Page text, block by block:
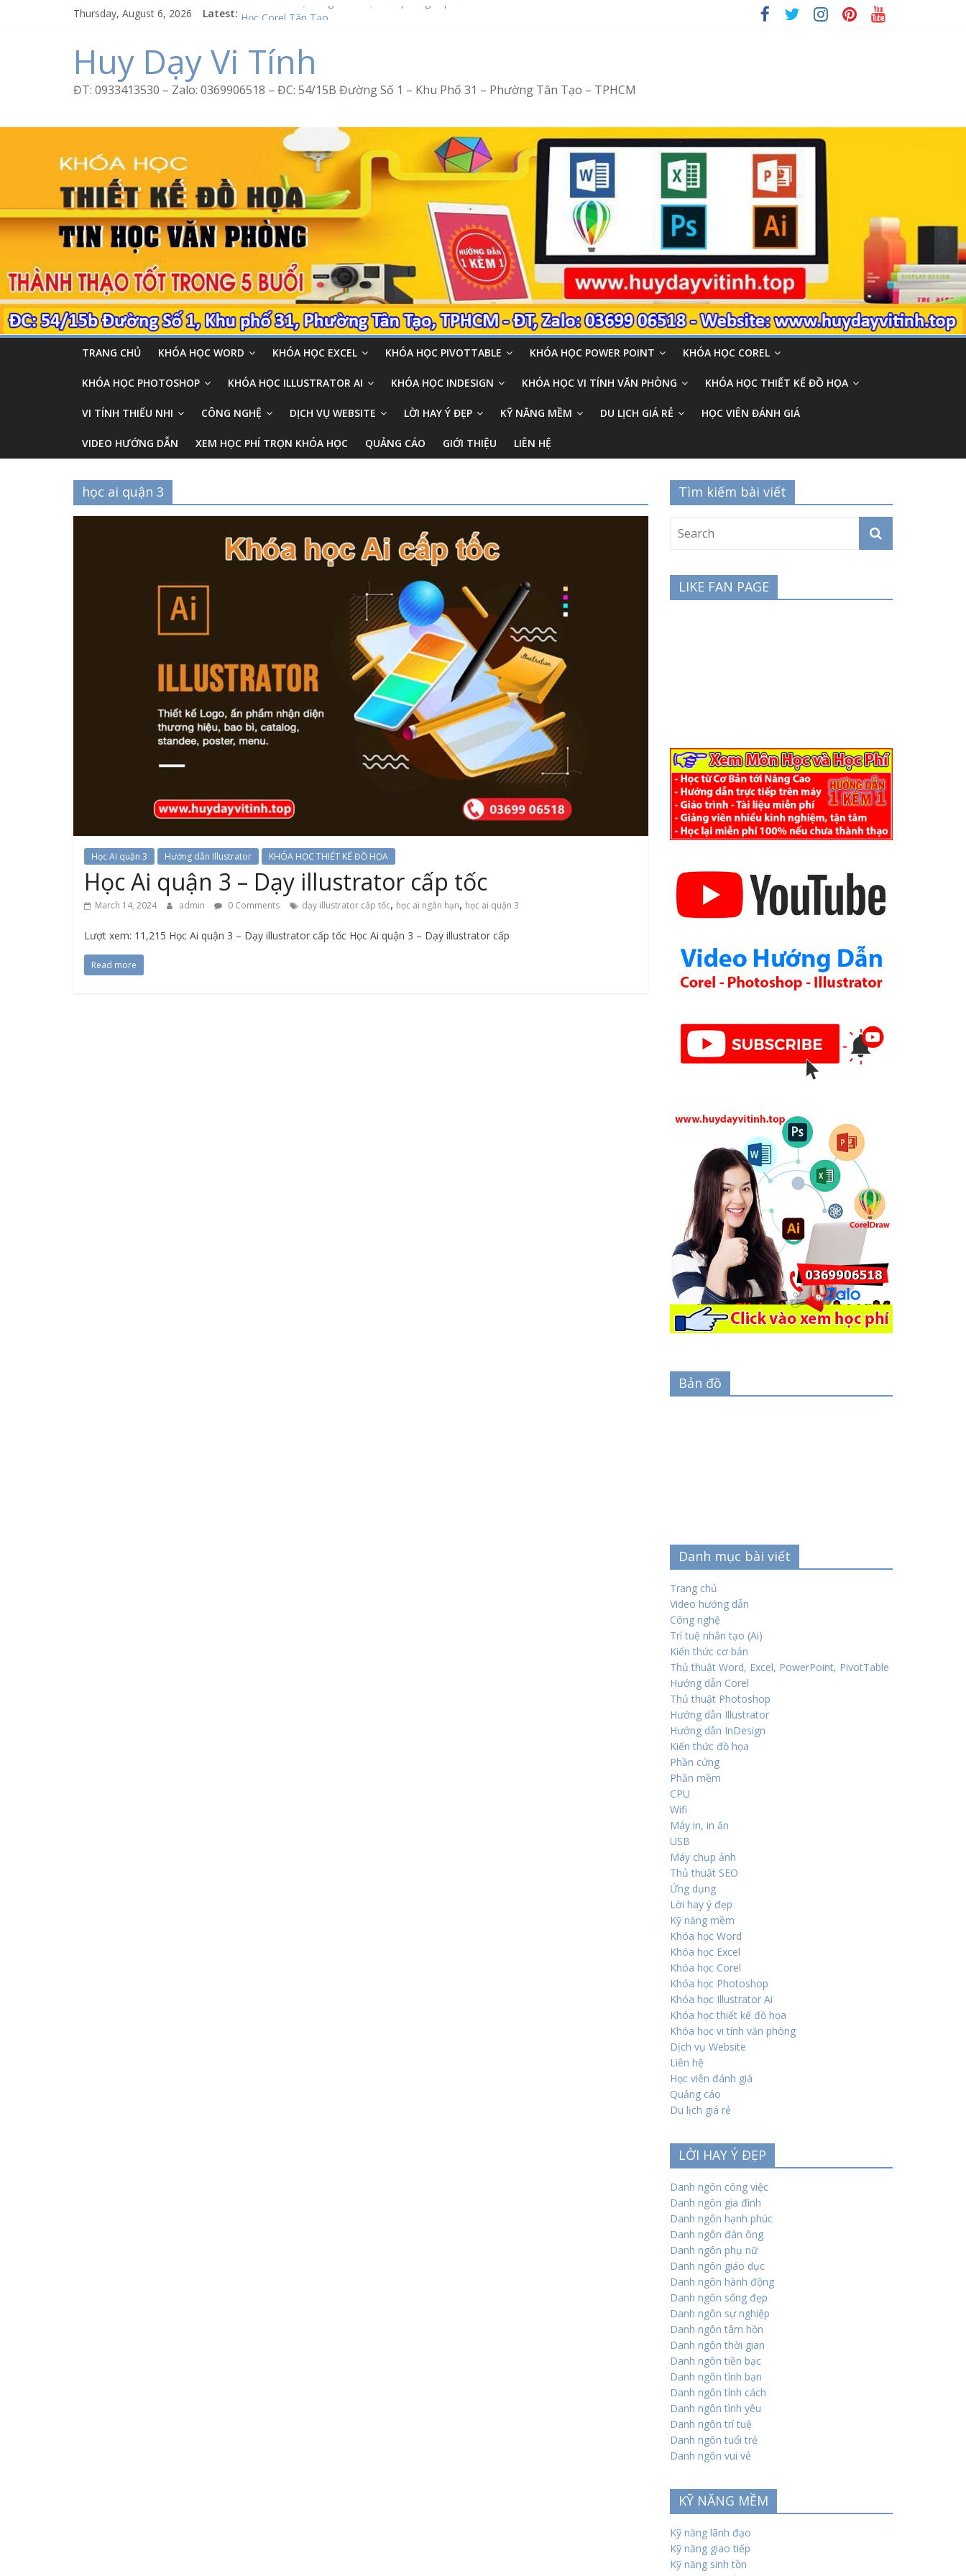
Thursday, August 6, 2026 Latest: Word Bình Trị Đông – Tin học văn phòng cấp tốc
Khóa học Photoshop tại Tân Tạo
Excel Bình Trị Đông – Vi tính văn phòng cấp tốc
Huy Dạy Vi Tính
ĐT: 0933413530 – Zalo: 0369906518 – ĐC: 54/15B Đường Số 1 – Khu Phố 31 – Phường Tân Tạo – TPHCM
TRANG CHỦ KHÓA HỌC WORD KHÓA HỌC EXCEL KHÓA HỌC PIVOTTABLE KHÓA HỌC POWER POINT KHÓA HỌC COREL
KHÓA HỌC PHOTOSHOP KHÓA HỌC ILLUSTRATOR AI KHÓA HỌC INDESIGN KHÓA HỌC VI TÍNH VĂN PHÒNG KHÓA HỌC THIẾT KẾ ĐỒ HỌA
VI TÍNH THIẾU NHI CÔNG NGHỆ DỊCH VỤ WEBSITE LỜI HAY Ý ĐẸP KỸ NĂNG MỀM DU LỊCH GIÁ RẺ HỌC VIÊN ĐÁNH GIÁ
VIDEO HƯỚNG DẪN XEM HỌC PHÍ TRỌN KHÓA HỌC QUẢNG CÁO GIỚI THIỆU LIÊN HỆ
học ai quận 3
Học Ai quận 3 Hướng dẫn Illustrator KHÓA HỌC THIẾT KẾ ĐỒ HỌA
Học Ai quận 3 – Dạy illustrator cấp tốc
March 14, 2024 admin 0 Comments dạy illustrator cấp tốc, học ai ngắn hạn, học ai quận 3
Lượt xem: 11,215 Học Ai quận 3 – Dạy illustrator cấp tốc Học Ai quận 3 – Dạy illustrator cấp
Read more
Tìm kiếm bài viết
LIKE FAN PAGE
Bản đồ
Danh mục bài viết
Trang chủ
Video hướng dẫn
Công nghệ
Trí tuệ nhân tạo (Ai)
Kiến thức cơ bản
Thủ thuật Word, Excel, PowerPoint, PivotTable
Hướng dẫn Corel
Thủ thuật Photoshop
Hướng dẫn Illustrator
Hướng dẫn InDesign
Kiến thức đồ họa
Phần cứng
Phần mềm
CPU
Wifi
Máy in, in ấn
USB
Máy chụp ảnh
Thủ thuật SEO
Ứng dụng
Lời hay ý đẹp
Kỹ năng mềm
Khóa học Word
Khóa học Excel
Khóa học Corel
Khóa học Photoshop
Khóa học Illustrator Ai
Khóa học thiết kế đồ họa
Khóa học vi tính văn phòng
Dịch vụ Website
Liên hệ
Học viên đánh giá
Quảng cáo
Du lịch giá rẻ
LỜI HAY Ý ĐẸP
Danh ngôn công việc
Danh ngôn gia đình
Danh ngôn hạnh phúc
Danh ngôn đàn ông
Danh ngôn phụ nữ
Danh ngôn giáo dục
Danh ngôn hành động
Danh ngôn sống đẹp
Danh ngôn sự nghiệp
Danh ngôn tâm hồn
Danh ngôn thời gian
Danh ngôn tiền bạc
Danh ngôn tình bạn
Danh ngôn tính cách
Danh ngôn tình yêu
Danh ngôn trí tuệ
Danh ngôn tuổi trẻ
Danh ngôn vui vẻ
KỸ NĂNG MỀM
Kỹ năng lãnh đạo
Kỹ năng giao tiếp
Kỹ năng sinh tồn